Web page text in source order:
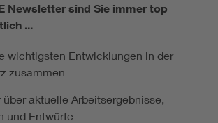
Newsletter sind Sie immer top
...
wichtigsten Entwicklungen in der
zusammen
aktuelle Arbeitsergebnisse,
und Entwürfe